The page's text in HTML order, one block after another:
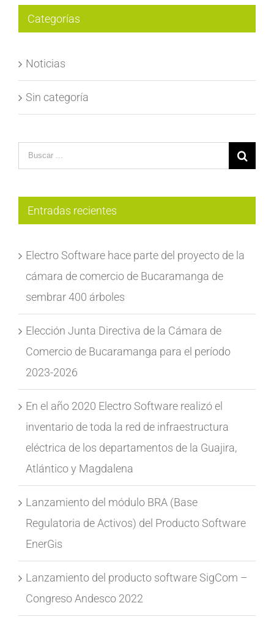
Categorías
Noticias
Sin categoría
Search
for:
Entradas recientes
Electro Software hace parte del proyecto de la
cámara de comercio de Bucaramanga de
sembrar 400 árboles
Elección Junta Directiva de la Cámara de
Comercio de Bucaramanga para el período
2023-2026
En el año 2020 Electro Software realizó el
inventario de toda la red de infraestructura
eléctrica de los departamentos de la Guajira,
Atlántico y Magdalena
Lanzamiento del módulo BRA (Base
Regulatoria de Activos) del Producto Software
EnerGis
Lanzamiento del producto software SigCom –
Congreso Andesco 2022